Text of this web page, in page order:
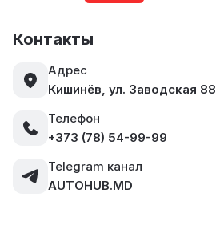
Контакты
Адрес
Кишинёв, ул. Заводская 88
Телефон
+373 (78) 54-99-99
Telegram канал
AUTOHUB.MD